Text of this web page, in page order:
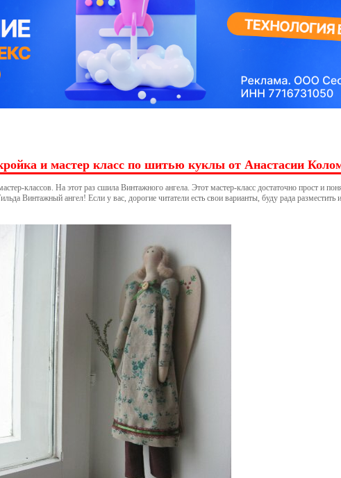
и мастер класс по шитью куклы от Анастасии
классов. На этот раз сшила Винтажного ангела. Этот мастер-класс достаточно прост и
Винтажный ангел! Если у вас, дорогие читатели есть свои варианты, буду рада разместить